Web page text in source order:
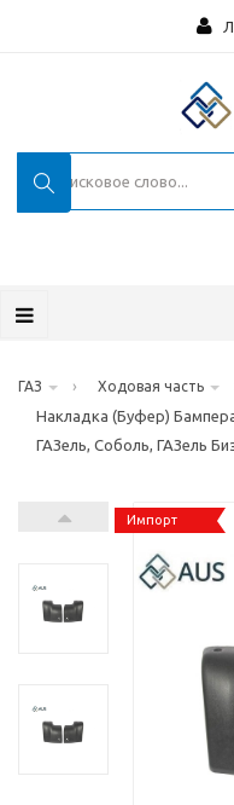
ГАЗ › Ходовая часть
Накладка (Буфер)
ГАЗель, Соболь, ГАЗель
Импорт